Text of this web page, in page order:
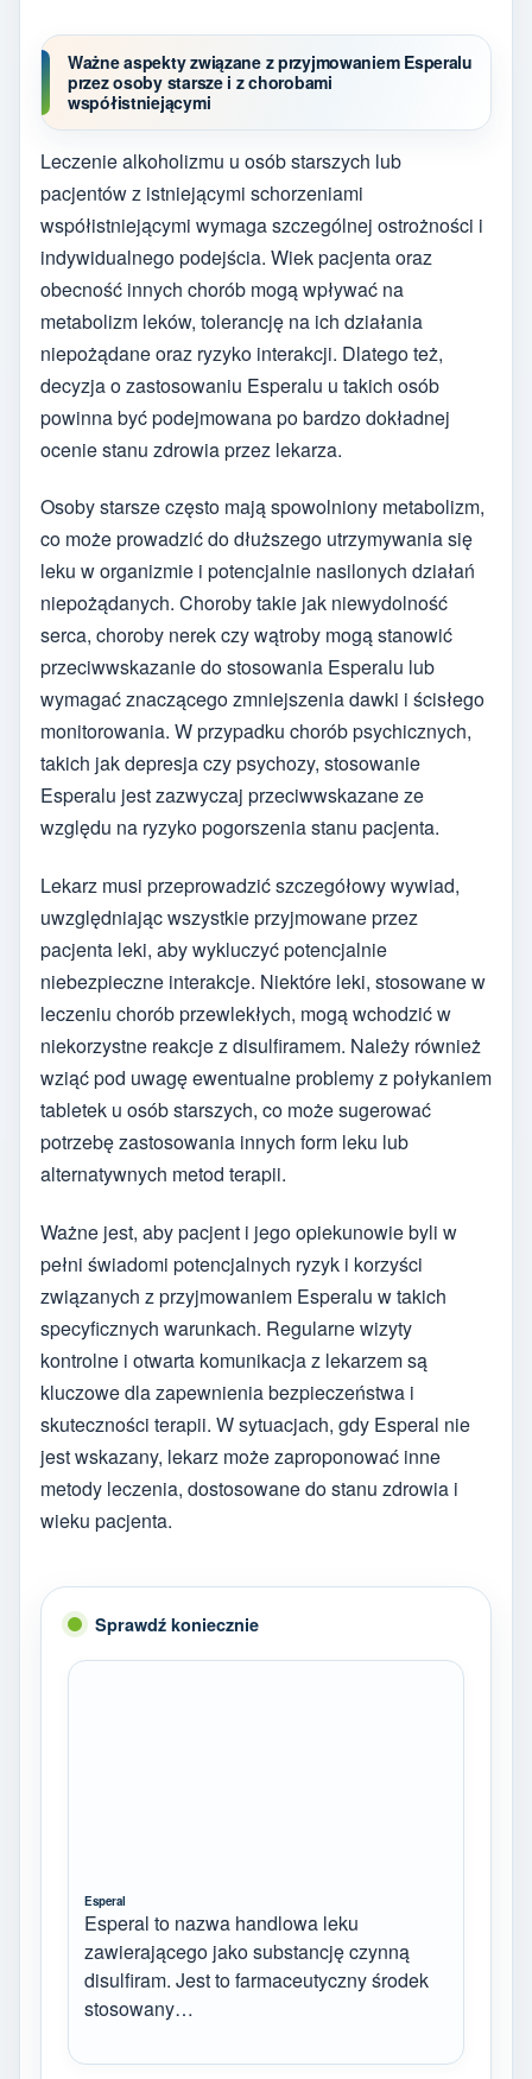
Ważne aspekty związane z przyjmowaniem Esperalu
przez osoby starsze i z chorobami
współistniejącymi
Leczenie alkoholizmu u osób starszych lub
pacjentów z istniejącymi schorzeniami
współistniejącymi wymaga szczególnej ostrożności i
indywidualnego podejścia. Wiek pacjenta oraz
obecność innych chorób mogą wpływać na
metabolizm leków, tolerancję na ich działania
niepożądane oraz ryzyko interakcji. Dlatego też,
decyzja o zastosowaniu Esperalu u takich osób
powinna być podejmowana po bardzo dokładnej
ocenie stanu zdrowia przez lekarza.
Osoby starsze często mają spowolniony metabolizm,
co może prowadzić do dłuższego utrzymywania się
leku w organizmie i potencjalnie nasilonych działań
niepożądanych. Choroby takie jak niewydolność
serca, choroby nerek czy wątroby mogą stanowić
przeciwwskazanie do stosowania Esperalu lub
wymagać znaczącego zmniejszenia dawki i ścisłego
monitorowania. W przypadku chorób psychicznych,
takich jak depresja czy psychozy, stosowanie
Esperalu jest zazwyczaj przeciwwskazane ze
względu na ryzyko pogorszenia stanu pacjenta.
Lekarz musi przeprowadzić szczegółowy wywiad,
uwzględniając wszystkie przyjmowane przez
pacjenta leki, aby wykluczyć potencjalnie
niebezpieczne interakcje. Niektóre leki, stosowane w
leczeniu chorób przewlekłych, mogą wchodzić w
niekorzystne reakcje z disulfiramem. Należy również
wziąć pod uwagę ewentualne problemy z połykaniem
tabletek u osób starszych, co może sugerować
potrzebę zastosowania innych form leku lub
alternatywnych metod terapii.
Ważne jest, aby pacjent i jego opiekunowie byli w
pełni świadomi potencjalnych ryzyk i korzyści
związanych z przyjmowaniem Esperalu w takich
specyficznych warunkach. Regularne wizyty
kontrolne i otwarta komunikacja z lekarzem są
kluczowe dla zapewnienia bezpieczeństwa i
skuteczności terapii. W sytuacjach, gdy Esperal nie
jest wskazany, lekarz może zaproponować inne
metody leczenia, dostosowane do stanu zdrowia i
wieku pacjenta.
Sprawdź koniecznie
Esperal
Esperal to nazwa handlowa leku
zawierającego jako substancję czynną
disulfiram. Jest to farmaceutyczny środek
stosowany…